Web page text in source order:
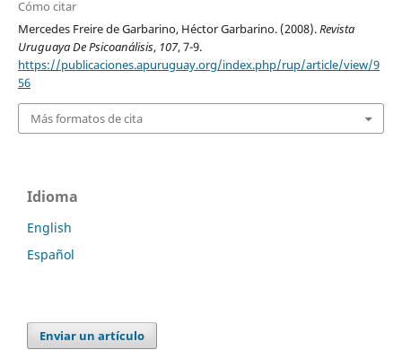
Cómo citar
Mercedes Freire de Garbarino, Héctor Garbarino. (2008).Revista
Uruguaya De Psicoanálisis, 107, 7-9.
https://publicaciones.apuruguay.org/index.php/rup/article/view/9
56
Más formatos de cita
Idioma
English
Español
Enviar un artículo